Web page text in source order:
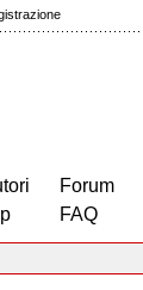
Forum
FAQ